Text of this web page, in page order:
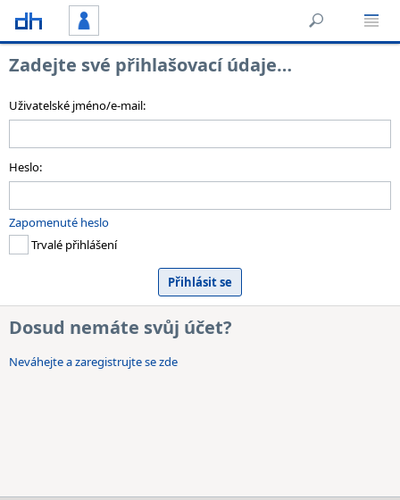
Zadejte své přihlašovací údaje…
Uživatelské jméno/e-mail:
Heslo:
Zapomenuté heslo
Trvalé přihlášení
Dosud nemáte svůj účet?
Neváhejte a zaregistrujte se zde